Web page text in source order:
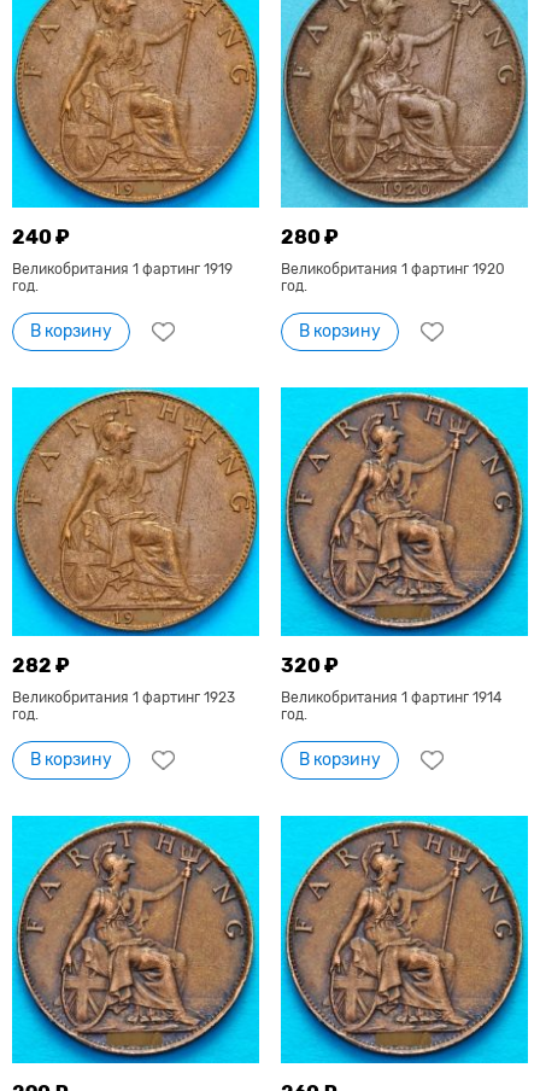
240 ₽
Великобритания 1 фартинг 1919
год.
В корзину
280 ₽
Великобритания 1 фартинг 1920
год.
В корзину
282 ₽
Великобритания 1 фартинг 1923
год.
В корзину
320 ₽
Великобритания 1 фартинг 1914
год.
В корзину